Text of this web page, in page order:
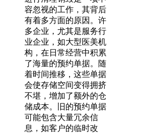
容忽视的工作，其背后
有着多方面的原因。许
多企业，尤其是服务行
业企业，如大型医美机
构，在日常经营中积累
了海量的预约单据。随
着时间推移，这些单据
会使存储空间变得拥挤
不堪，增加了额外的仓
储成本。旧的预约单据
可能包含大量冗余信
息，如客户的临时改